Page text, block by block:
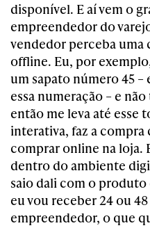
disponível. E aí vem o
empreendedor do
vendedor perceba
offline. Eu, por
um sapato número 45
essa numeração – e
então me leva até esse
interativa, faz a
comprar online na loja.
dentro do ambiente
saio dali com o
eu vou receber 24 ou
empreendedor, o que